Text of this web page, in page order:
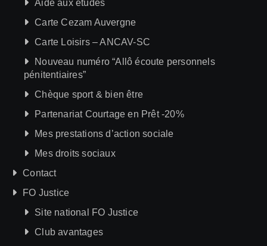
Aide aux études
Carte Cezam Auvergne
Carte Loisirs – ANCAV-SC
Nouveau numéro “Allô écoute personnels
pénitentiaires”
Chèque sport & bien être
Partenariat Courtage en Prêt -20%
Mes prestations d’action sociale
Mes droits sociaux
Contact
FO Justice
Site national FO Justice
Club avantages